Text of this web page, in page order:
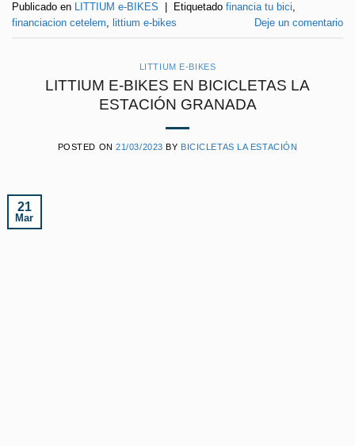
Publicado en LITTIUM e-BIKES Etiquetado financia tu bici,
financiacion cetelem, littium e-bikes Deje un comentario
LITTIUM E-BIKES
LITTIUM E-BIKES EN BICICLETAS LA
ESTACIÓN GRANADA
POSTED ON21/03/2023 BY BICICLETAS LA ESTACIÓN
21
Mar